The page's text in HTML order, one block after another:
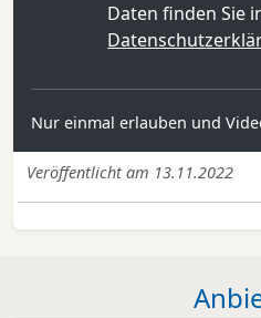
Daten finden Sie
Nur einmal erlauben und
Veröffentlicht am 13.11.2022